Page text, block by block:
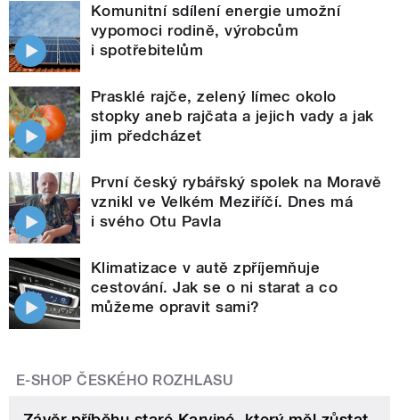
Komunitní sdílení energie umožní
vypomoci rodině, výrobcům
i spotřebitelům
Prasklé rajče, zelený límec okolo
stopky aneb rajčata a jejich vady a jak
jim předcházet
První český rybářský spolek na Moravě
vznikl ve Velkém Meziříčí. Dnes má
i svého Otu Pavla
Klimatizace v autě zpříjemňuje
cestování. Jak se o ni starat a co
můžeme opravit sami?
E-SHOP ČESKÉHO ROZHLASU